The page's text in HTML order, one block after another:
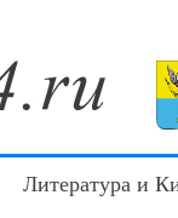
Литература и